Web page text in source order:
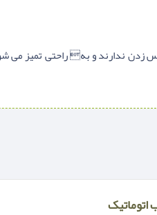
ندارند و به راحتی تمیز می
اتوماتیک